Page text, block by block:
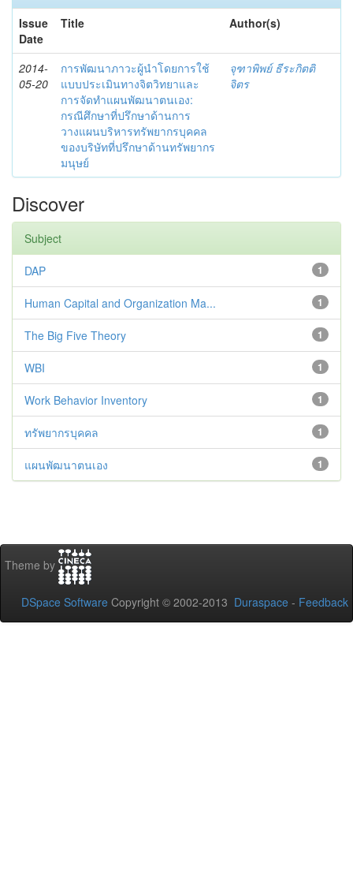
Issue
Date
Title Author(s)
2014-
05-20
การพัฒนาภาวะผู้นำโดยการใช้
แบบประเมินทางจิตวิทยาและ
การจัดทำแผนพัฒนาตนเอง:
กรณีศึกษาที่ปรึกษาด้านการ
วางแผนบริหารทรัพยากรบุคคล
ของบริษัทที่ปรึกษาด้านทรัพยากร
มนุษย์
จุฑาพิพย์ ธีระกิตติ
จิตร
Discover
Subject
1
DAP
1
Human Capital and Organization Ma...
1
The Big Five Theory
1
WBI
1
Work Behavior Inventory
1
ทรัพยากรบุคคล
1
แผนพัฒนาตนเอง
Theme by
DSpace Software Copyright © 2002-2013 Duraspace - Feedback